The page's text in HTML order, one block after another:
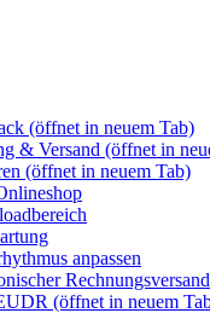
(öffnet in neuem Tab)
& Versand (öffnet in
(öffnet in neuem Tab)
anpassen
Rechnungsversand
(öffnet in neuem